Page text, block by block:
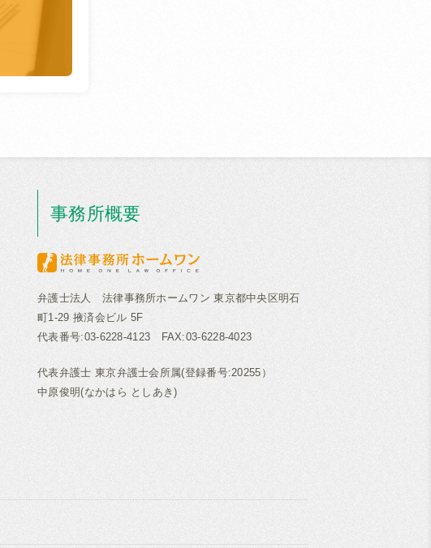
事務所概要
弁護士法人 法律事務所ホームワン 東京都中央区明石
町1-29 掖済会ビル 5F
代表番号:03-6228-4123 FAX:03-6228-4023
代表弁護士 東京弁護士会所属(登録番号:20255）
中原俊明(なかはら としあき)